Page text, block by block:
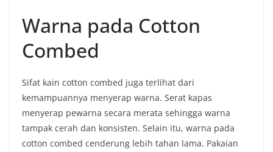
Warna pada Cotton
Combed
Sifat kain cotton combed juga terlihat dari
kemampuannya menyerap warna. Serat kapas
menyerap pewarna secara merata sehingga warna
tampak cerah dan konsisten. Selain itu, warna pada
cotton combed cenderung lebih tahan lama. Pakaian